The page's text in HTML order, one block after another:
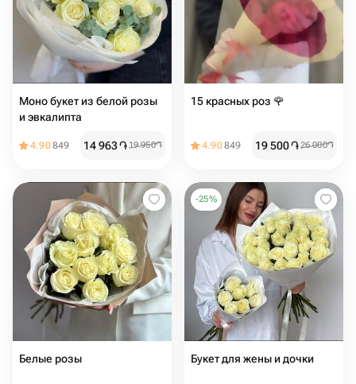
Моно букет из белой розы
и эвкалипта
4.90849 14 963֏19 950֏
15 красных роз 🌹
4.90849 19 500֏26 000֏
Белые розы
-25%
Букет для жены и дочки